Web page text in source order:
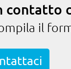
contatto
il